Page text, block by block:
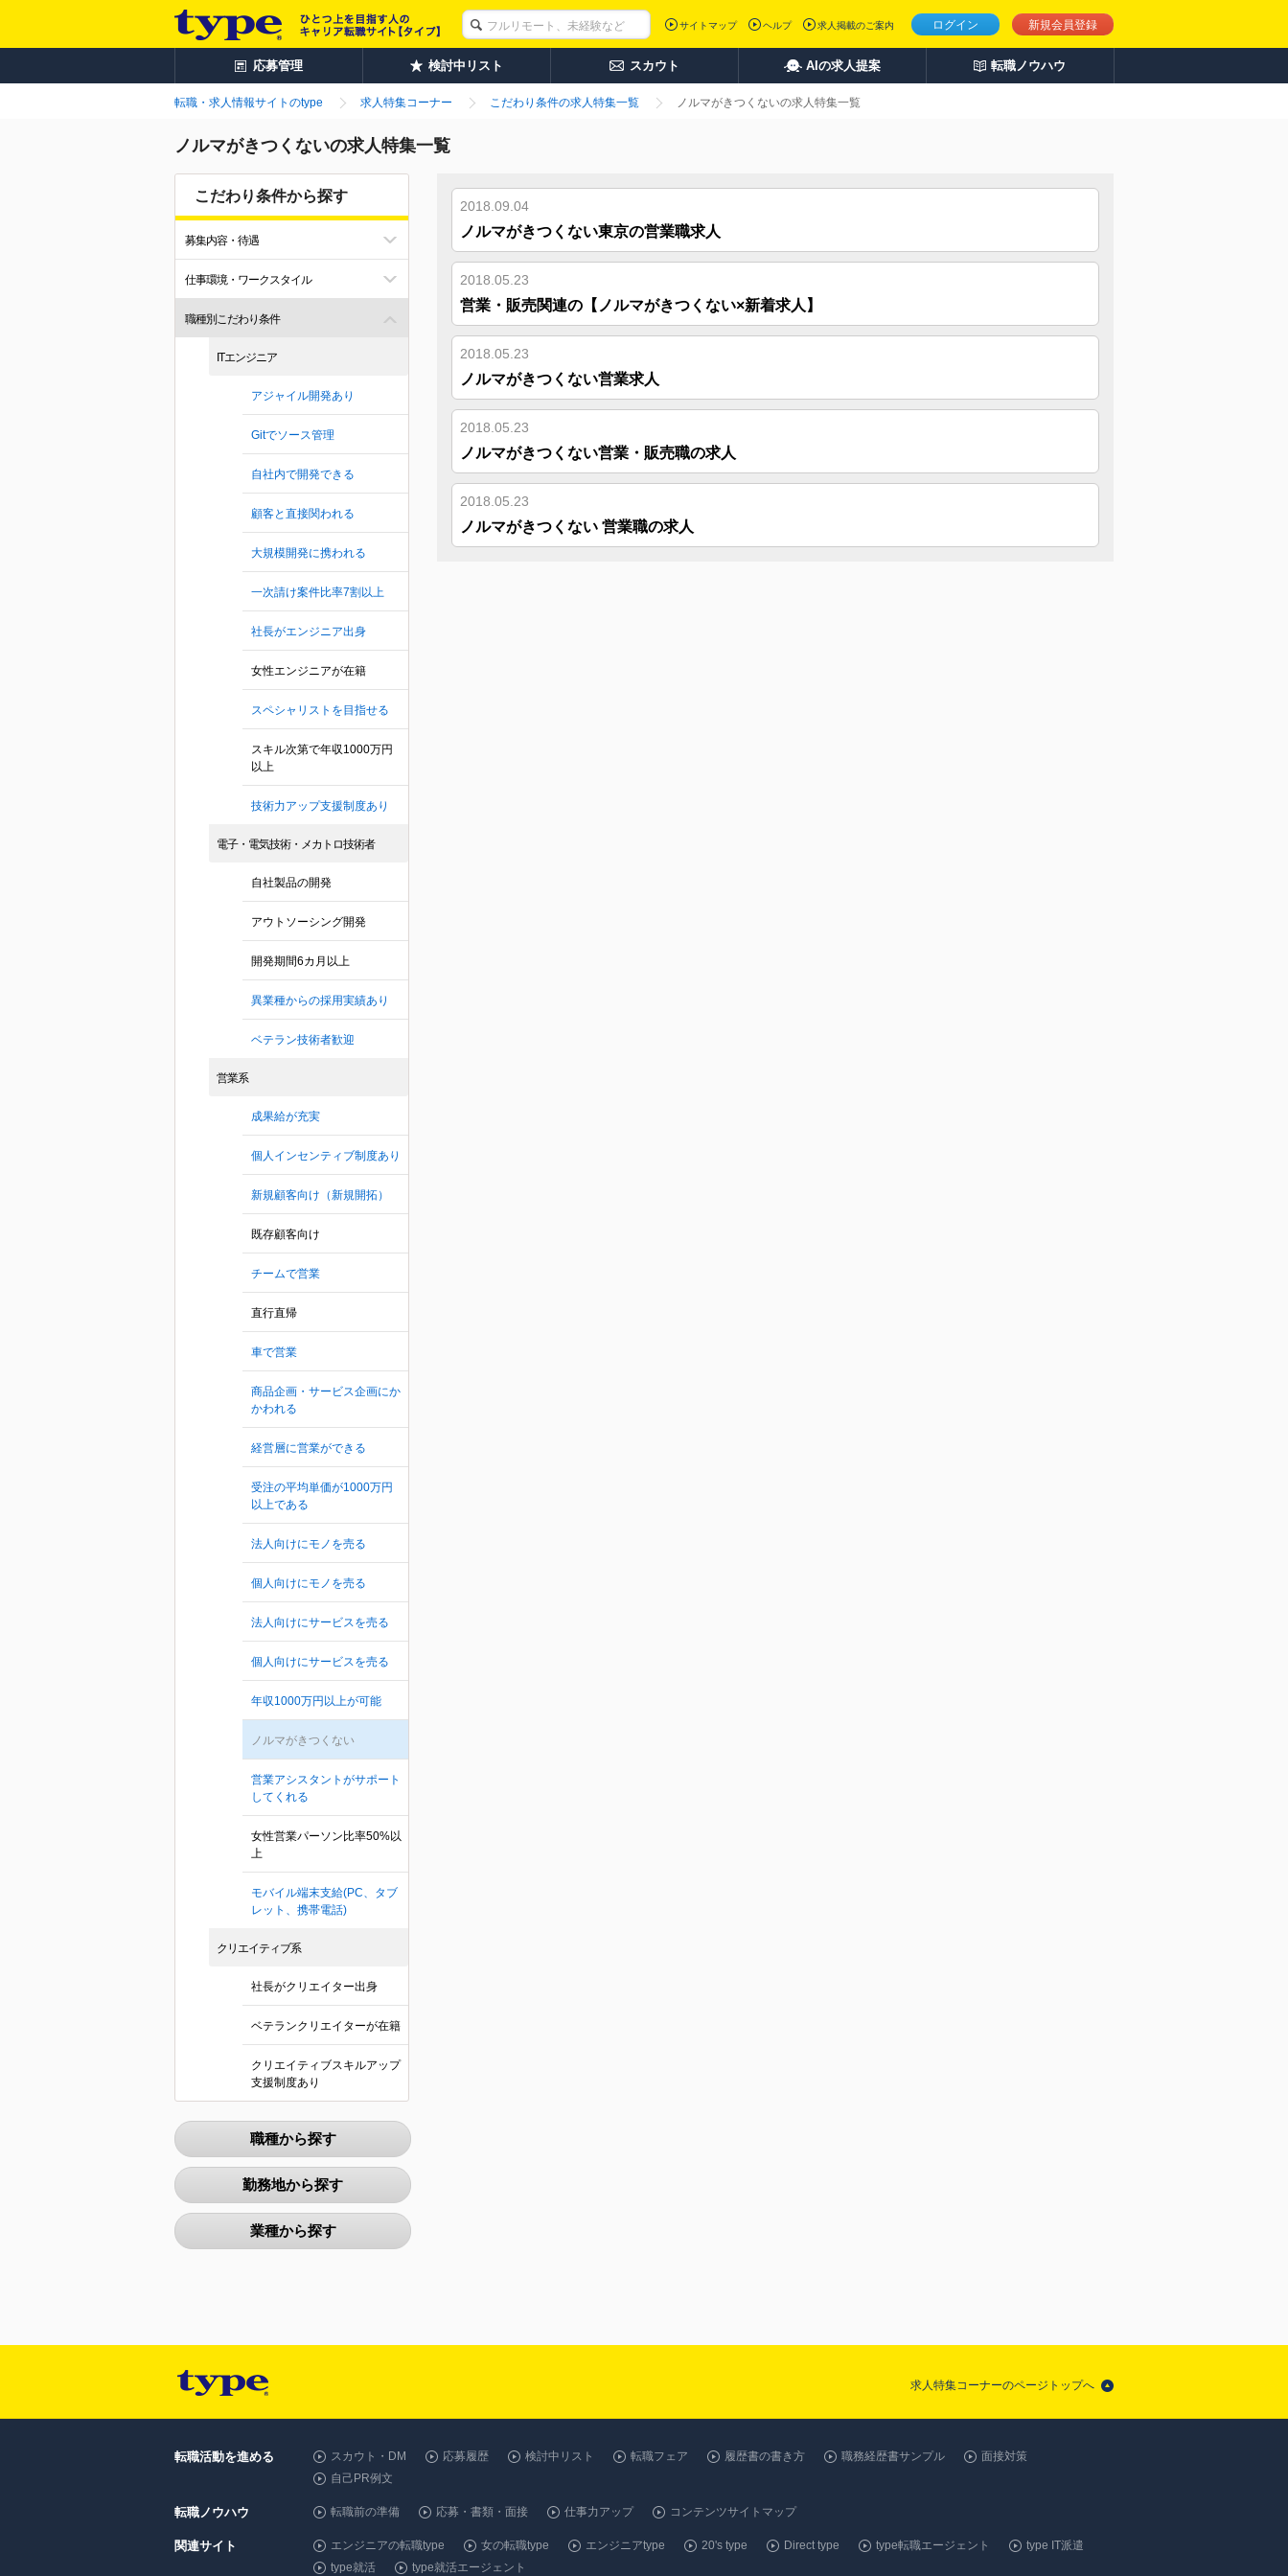
ログイン 新規会員登録
サイトマップ ヘルプ 求人掲載のご案内
応募管理 検討中リスト スカウト AIの求人提案 転職ノウハウ
転職・求人情報サイトのtype 求人特集コーナー こだわり条件の求人特集一覧 ノルマがきつくないの求人特集一覧
ノルマがきつくないの求人特集一覧
こだわり条件から探す
募集内容・待遇
仕事環境・ワークスタイル
職種別こだわり条件
ITエンジニア
アジャイル開発あり
Gitでソース管理
自社内で開発できる
顧客と直接関われる
大規模開発に携われる
一次請け案件比率7割以上
社長がエンジニア出身
女性エンジニアが在籍
スペシャリストを目指せる
スキル次第で年収1000万円
以上
技術力アップ支援制度あり
電子・電気技術・メカトロ技術者
自社製品の開発
アウトソーシング開発
開発期間6カ月以上
異業種からの採用実績あり
ベテラン技術者歓迎
営業系
成果給が充実
個人インセンティブ制度あり
新規顧客向け（新規開拓）
既存顧客向け
チームで営業
直行直帰
車で営業
商品企画・サービス企画にか
かわれる
経営層に営業ができる
受注の平均単価が1000万円
以上である
法人向けにモノを売る
個人向けにモノを売る
法人向けにサービスを売る
個人向けにサービスを売る
年収1000万円以上が可能
ノルマがきつくない
営業アシスタントがサポート
してくれる
女性営業パーソン比率50%以
上
モバイル端末支給(PC、タブ
レット、携帯電話)
クリエイティブ系
社長がクリエイター出身
ベテランクリエイターが在籍
クリエイティブスキルアップ
支援制度あり
職種から探す
勤務地から探す
業種から探す
2018.09.04
ノルマがきつくない東京の営業職求人
2018.05.23
営業・販売関連の【ノルマがきつくない×新着求人】
2018.05.23
ノルマがきつくない営業求人
2018.05.23
ノルマがきつくない営業・販売職の求人
2018.05.23
ノルマがきつくない 営業職の求人
求人特集コーナーのページトップへ
転職活動を進める スカウト・DM 応募履歴 検討中リスト 転職フェア 履歴書の書き方 職務経歴書サンプル
面接対策
自己PR例文
転職ノウハウ 転職前の準備 応募・書類・面接 仕事力アップ コンテンツサイトマップ
関連サイト エンジニアの転職type 女の転職type エンジニアtype 20's type Direct type type転職エージェント
type IT派遣
type就活
type就活エージェント